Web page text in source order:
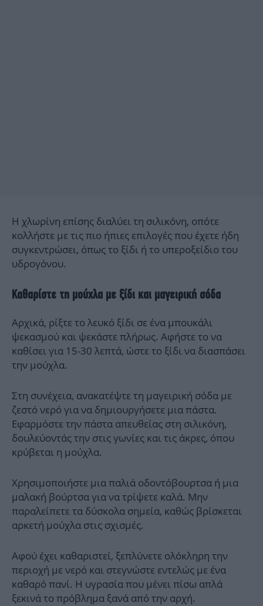
Η χλωρίνη επίσης διαλύει τη σιλικόνη, οπότε
κολλήστε με τις πιο ήπιες επιλογές που έχετε ήδη
συγκεντρώσει, όπως το ξίδι ή το υπεροξείδιο του
υδρογόνου.
Καθαρίστε τη μούχλα με ξίδι και μαγειρική σόδα
Αρχικά, ρίξτε το λευκό ξίδι σε ένα μπουκάλι
ψεκασμού και ψεκάστε πλήρως. Αφήστε το να
καθίσει για 15-30 λεπτά, ώστε το ξίδι να διασπάσει
την μούχλα.
Στη συνέχεια, ανακατέψτε τη μαγειρική σόδα με
ζεστό νερό για να δημιουργήσετε μια πάστα.
Εφαρμόστε την πάστα απευθείας στη σιλικόνη,
δουλεύοντάς την στις γωνίες και τις άκρες, όπου
κρύβεται η μούχλα.
Χρησιμοποιήστε μια παλιά οδοντόβουρτσα ή μια
μαλακή βούρτσα για να τρίψετε καλά. Μην
παραλείπετε τα δύσκολα σημεία, καθώς βρίσκεται
αρκετή μούχλα στις σχισμές.
Αφού έχει καθαριστεί, ξεπλύνετε ολόκληρη την
περιοχή με νερό και στεγνώστε εντελώς με ένα
καθαρό πανί. Η υγρασία που μένει πίσω απλά
ξεκινά το πρόβλημα ξανά από την αρχή.